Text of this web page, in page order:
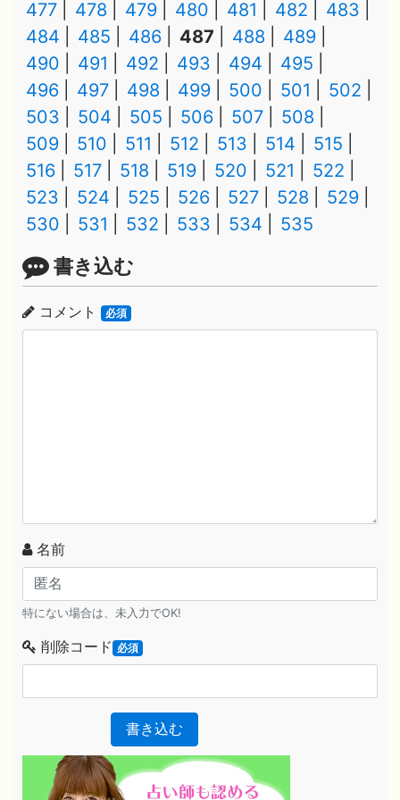
477 478 479 480 481 482
483
484
485 486 487 488
489
490
491 492 493 494
495
496
497 498 499 500 501
502
503
504 505 506 507
508
509
510 511 512 513 514
515
516
517 518 519 520 521
522
523
524 525 526 527 528
529
530
531 532 533 534 535
書き込む
コメント 必須
名前
特にない場合は、未入力でOK!
削除コード 必須
書き込む